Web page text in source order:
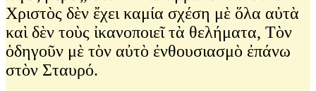
Χριστὸς δὲν ἔχει καμία σχέση μὲ ὅλα αὐτὰ
καὶ δὲν τοὺς ἰκανοποιεῖ τὰ θελήματα, Τὸν
ὁδηγοῦν μὲ τὸν αὐτὸ ἐνθουσιασμὸ ἐπάνω
στὸν Σταυρό.